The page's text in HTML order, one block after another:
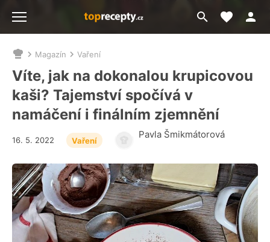
Přejít
na
Moje
Nacházíte
se
zde:
Magazín Vaření
Víte, jak na dokonalou krupicovou
kaši? Tajemství spočívá v
namáčení i finálním zjemnění
Pavla Šmikmátorová
16. 5. 2022 Vaření